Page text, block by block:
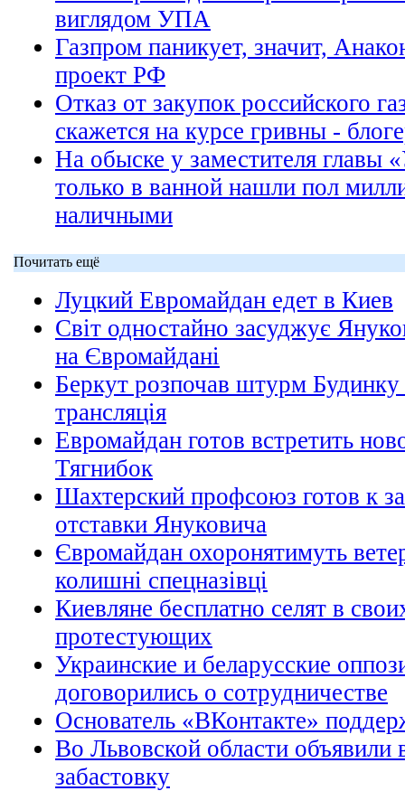
виглядом УПА
Газпром паникует, значит,
проект РФ
Отказ от закупок российского
скажется на курсе гривны -
На обыске у заместителя главы
только в ванной нашли пол
наличными
Почитать ещё
Луцкий Евромайдан едет в Киев
Світ одностайно засуджує
на Євромайдані
Беркут розпочав штурм
трансляція
Евромайдан готов встретить
Тягнибок
Шахтерский профсоюз готов к
отставки Януковича
Євромайдан охоронятимуть
колишні спецназівці
Киевляне бесплатно селят в
протестующих
Украинские и беларусские
договорились о сотрудничестве
Основатель «ВКонтакте»
Во Львовской области
забастовку